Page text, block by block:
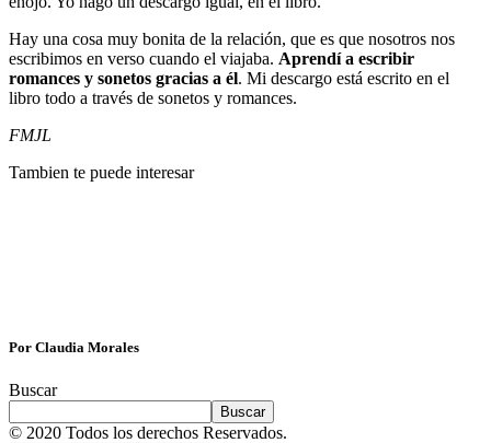
Hay una cosa muy bonita de la relación, que es que nosotros nos
escribimos en verso cuando el viajaba. Aprendí a escribir
romances y sonetos gracias a él. Mi descargo está escrito en el
libro todo a través de sonetos y romances.
FMJL
Tambien te puede interesar
Por Claudia Morales
Buscar
Buscar
© 2020 Todos los derechos Reservados.